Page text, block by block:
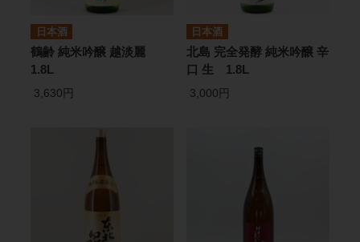
日本酒
鶴齢 純米吟醸 越淡麗
1.8L
3,630円
日本酒
北島 完全発酵 純米吟醸 辛
口 生 1.8L
3,000円